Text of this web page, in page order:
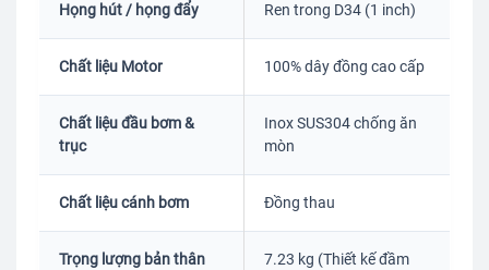
Họng hút / họng đẩy Ren trong D34 (1 inch)
Chất liệu Motor 100% dây đồng cao cấp
Chất liệu đầu bơm &
trục
Inox SUS304 chống ăn
mòn
Chất liệu cánh bơm Đồng thau
Trọng lượng bản thân
7.23 kg (Thiết kế đầm